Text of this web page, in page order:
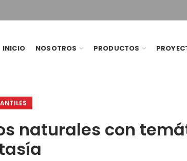
INICIO NOSOTROS PRODUCTOS
naturales con